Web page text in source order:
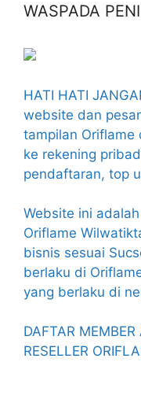
WASPADA
HATI HATI
website dan
tampilan Oriflame
ke rekening
pendaftaran, top
Website ini
Oriflame
bisnis sesuai
berlaku di
yang berlaku di
DAFTAR
RESELLER